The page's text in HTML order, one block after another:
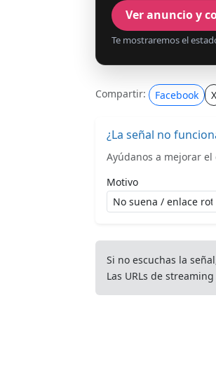
Ver anuncio y
Te mostraremos el
Compartir: Facebook X
¿La señal no
Ayúdanos a mejorar
Motivo
Si no escuchas la
Las URLs de